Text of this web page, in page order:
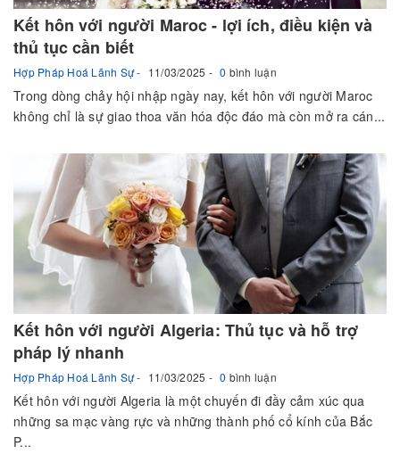
Kết hôn với người Maroc - lợi ích, điều kiện và
thủ tục cần biết
Hợp Pháp Hoá Lãnh Sự 11/03/2025 0 bình luận
Trong dòng chảy hội nhập ngày nay, kết hôn với người Maroc
không chỉ là sự giao thoa văn hóa độc đáo mà còn mở ra cán...
Kết hôn với người Algeria: Thủ tục và hỗ trợ
pháp lý nhanh
Hợp Pháp Hoá Lãnh Sự 11/03/2025 0 bình luận
Kết hôn với người Algeria là một chuyến đi đầy cảm xúc qua
những sa mạc vàng rực và những thành phố cổ kính của Bắc
P...